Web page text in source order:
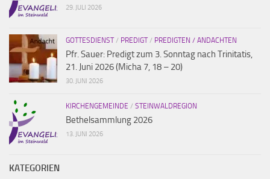
29. JULI 2026
GOTTESDIENST/ PREDIGT/ PREDIGTEN / ANDACHTEN
Pfr. Sauer: Predigt zum 3. Sonntag nach Trinitatis,
21. Juni 2026 (Micha 7, 18 – 20)
30. JUNI 2026
KIRCHENGEMEINDE / STEINWALDREGION
Bethelsammlung 2026
13. JUNI 2026
KATEGORIEN